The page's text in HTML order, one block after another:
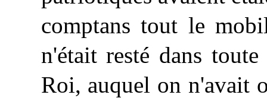
comptans tout le
n'était resté dans
Roi, auquel on n'avait